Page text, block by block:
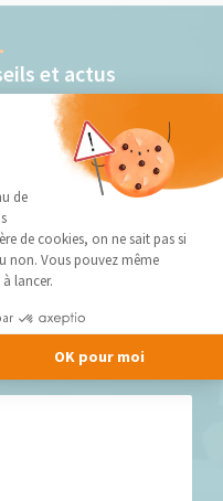
et actus
RGE en Seine
Travaux Melun, votre
du
de
de cookies, on ne sait pas si
non. Vous pouvez même
lancer.
OK pour moi